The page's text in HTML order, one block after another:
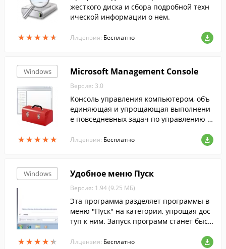
★★★★★
★★★★★
жесткого диска и сбора подробной техн
ической информации о нем.
Лицензия: Бесплатно
Windows
★★★★★
★★★★★
Microsoft Management Console
Версия: 3.0
Консоль управления компьютером, объ
единяющая и упрощающая выполнени
е повседневных задач по управлению с
общие средства навигации, меню, пане
Лицензия: Бесплатно
Windows
★★★★★
★★★★★
Удобное меню Пуск
Версия: 1.94 (9.25 МБ)
Эта программа разделяет программы в
меню "Пуск" на категории, упрощая дос
туп к ним. Запуск программ станет быст
осто кликнуть по папке с ее названием.
Лицензия: Бесплатно